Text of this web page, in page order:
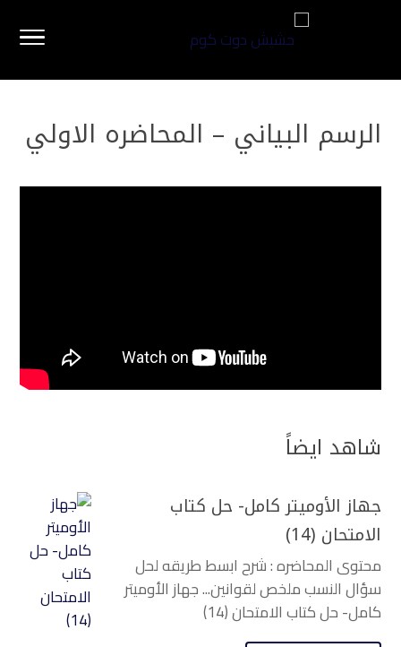
الرسم البياني – المحاضره الاولي
شاهد ايضاً
جهاز الأوميتر كامل- حل كتاب
الامتحان (14)
محتوى المحاضره : شرح ابسط طريقه لحل
سؤال النسب ملخص لقوانين... جهاز الأوميتر
كامل- حل كتاب الامتحان (14)